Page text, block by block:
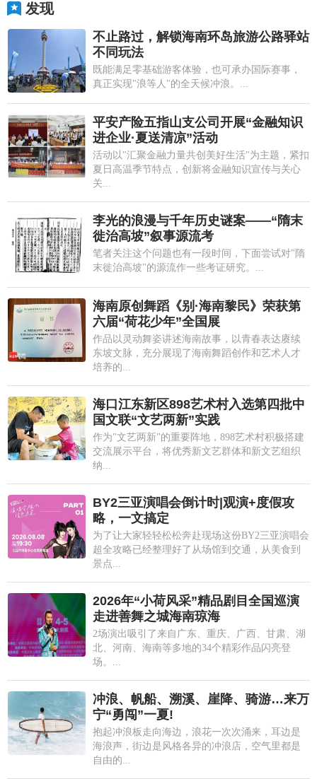
发现
不止路过，解锁海南环岛旅游公路驿站
不同玩法
既能满足零基础游客体验，也可承办国际赛事，
真正实现"浪等人"的全天候冲浪。...
平安产险五指山支公司开展“金融知识
进企业·夏送清凉”活动
活动以"汇聚金融力量共创美好生活"为主题，紧扣
夏日高温季节特点，创新将金融知识宣传与关心
关...
李光的浪漫与千年历史谜案——“隋末
徙治高坡”叙事源流考
笔者关注这个问题也有一段时间，下面尝试对"隋
末徙治高坡"的源流作一些考证研究。...
海南原创舞蹈《别·海南黎民》荣获第
六届“荷花少年”全国展
作品以灵动舞姿讲述海南故事，以青春表达赓续
东坡文脉，充分展现了海南舞蹈创作和艺术人才
培养的...
海口江东新区898艺术村入选第四批中
国文联“文艺两新”实践
作为"文艺两新"的重要阵地，898艺术村积极搭建
交流展示平台，将优秀新文艺群体和新文艺组织
纳...
BY2三亚演唱会倒计时|观演+度假攻
略，一文搞定
为了让大家轻轻松松奔赴现场这份BY2三亚演唱会
超全攻略已经整理好了从场馆到交通，从美食到
景点...
2026年“小荷风采”精品剧目全国巡演
走进善舞之城海南琼海
2场演出吸引了来自广东、重庆、广西、甘肃、湖
北、河南、海南等多地的34个精彩作品闪亮登
场。...
冲浪、帆船、溯溪、崖降、骑游…来万
宁“勇闯”一夏!
抱起冲浪板走向海边，浪花一次次涌来，耳边是
海浪声，街边是风格各异的冲浪店，空气里都是
自由的...